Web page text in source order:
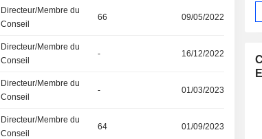
Directeur/Membre du
Conseil
66 09/05/2022
Directeur/Membre du
Conseil
- 16/12/2022
Directeur/Membre du
Conseil
- 01/03/2023
Directeur/Membre du
Conseil
64 01/09/2023